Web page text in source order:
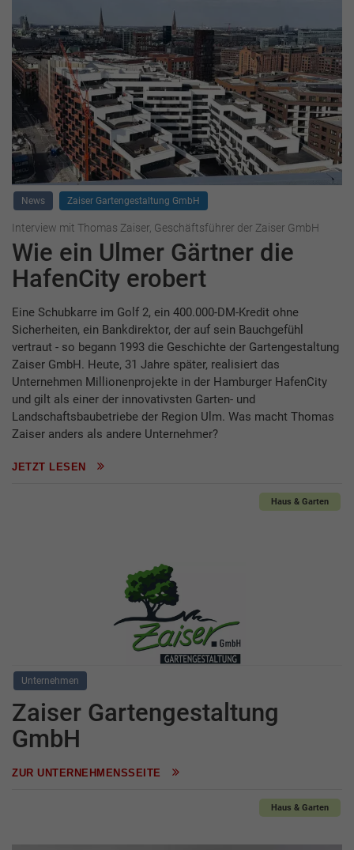
News Zaiser Gartengestaltung GmbH
Interview mit Thomas Zaiser, Geschäftsführer der Zaiser GmbH
Wie ein Ulmer Gärtner die
HafenCity erobert
Eine Schubkarre im Golf 2, ein 400.000-DM-Kredit ohne
Sicherheiten, ein Bankdirektor, der auf sein Bauchgefühl
vertraut - so begann 1993 die Geschichte der Gartengestaltung
Zaiser GmbH. Heute, 31 Jahre später, realisiert das
Unternehmen Millionenprojekte in der Hamburger HafenCity
und gilt als einer der innovativsten Garten- und
Landschaftsbaubetriebe der Region Ulm. Was macht Thomas
Zaiser anders als andere Unternehmer?
JETZT LESEN
Haus & Garten
Unternehmen
Zaiser Gartengestaltung
GmbH
ZUR UNTERNEHMENSSEITE
Haus & Garten